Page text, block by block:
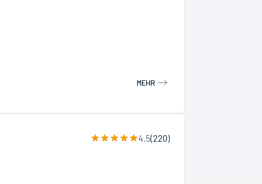
MEHR
4.5(220)